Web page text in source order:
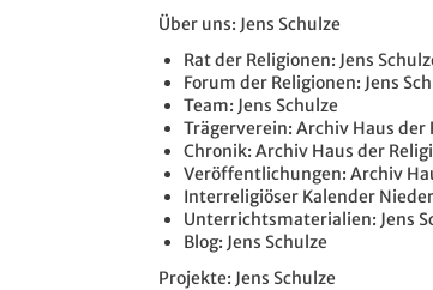
Über uns: Jens Schulze
Rat der Religionen: Jens
Forum der Religionen: Jens
Team: Jens Schulze
Trägerverein: Archiv Haus der
Chronik: Archiv Haus der
Veröffentlichungen: Archiv
Interreligiöser Kalender
Unterrichtsmaterialien: Jens
Blog: Jens Schulze
Projekte: Jens Schulze